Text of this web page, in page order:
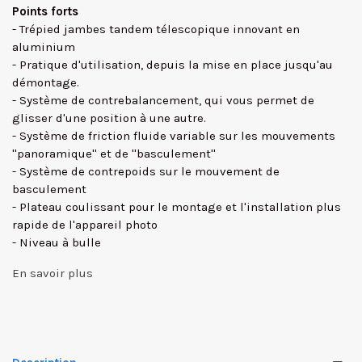
Points forts
- Trépied jambes tandem télescopique innovant en
aluminium
- Pratique d'utilisation, depuis la mise en place jusqu'au
démontage.
- Système de contrebalancement, qui vous permet de
glisser d'une position à une autre.
- Système de friction fluide variable sur les mouvements
''panoramique'' et de ''basculement''
- Système de contrepoids sur le mouvement de
basculement
- Plateau coulissant pour le montage et l'installation plus
rapide de l'appareil photo
- Niveau à bulle
En savoir plus